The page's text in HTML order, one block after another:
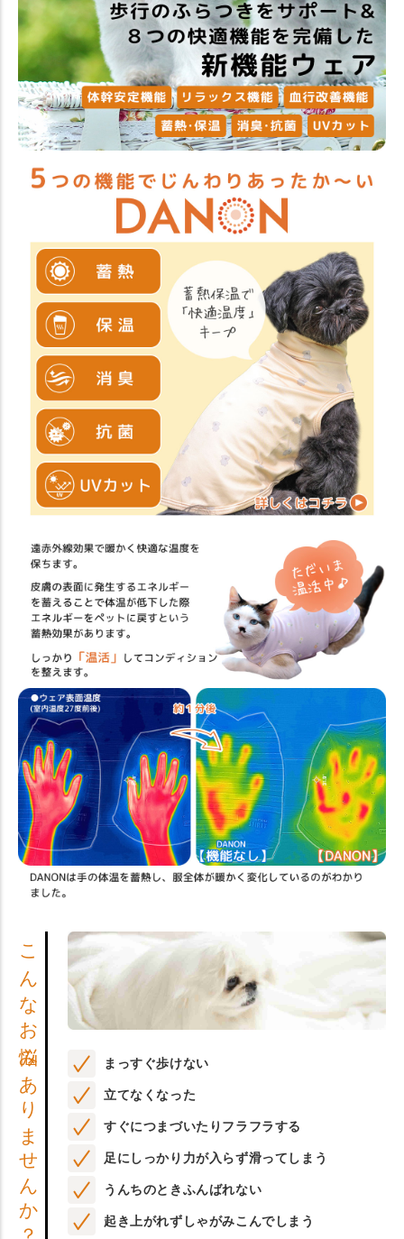
こんなお悩みありませんか？ まっすぐ歩けない
立てなくなった
すぐにつまづいたりフラフラする
足にしっかり力が入らず滑ってしまう
うんちのときふんばれない
起き上がれずしゃがみこんでしまう